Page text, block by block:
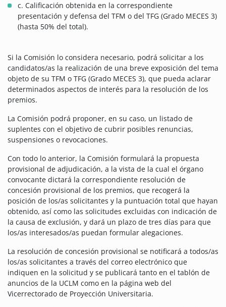
c. Calificación obtenida en la correspondiente
presentación y defensa del TFM o del TFG (Grado MECES 3)
(hasta 50% del total).
Si la Comisión lo considera necesario, podrá solicitar a los
candidatos/as la realización de una breve exposición del tema
objeto de su TFM o TFG (Grado MECES 3), que pueda aclarar
determinados aspectos de interés para la resolución de los
premios.
La Comisión podrá proponer, en su caso, un listado de
suplentes con el objetivo de cubrir posibles renuncias,
suspensiones o revocaciones.
Con todo lo anterior, la Comisión formulará la propuesta
provisional de adjudicación, a la vista de la cual el órgano
convocante dictará la correspondiente resolución de
concesión provisional de los premios, que recogerá la
posición de los/as solicitantes y la puntuación total que hayan
obtenido, así como las solicitudes excluidas con indicación de
la causa de exclusión, y dará un plazo de tres días para que
los/as interesados/as puedan formular alegaciones.
La resolución de concesión provisional se notificará a todos/as
los/as solicitantes a través del correo electrónico que
indiquen en la solicitud y se publicará tanto en el tablón de
anuncios de la UCLM como en la página web del
Vicerrectorado de Proyección Universitaria.